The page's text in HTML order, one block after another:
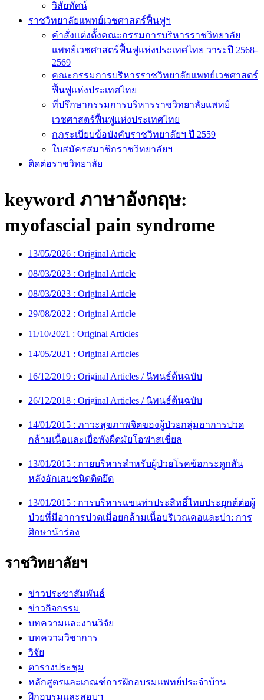
วิสัยทัศน์
ราชวิทยาลัยแพทย์เวชศาสตร์ฟื้นฟูฯ
คำสั่งแต่งตั้งคณะกรรมการบริหารราชวิทยาลัย
แพทย์เวชศาสตร์ฟื้นฟูแห่งประเทศไทย วาระปี 2568-
2569
คณะกรรมการบริหารราชวิทยาลัยแพทย์เวชศาสตร์
ฟื้นฟูแห่งประเทศไทย
ที่ปรึกษากรรมการบริหารราชวิทยาลัยแพทย์
เวชศาสตร์ฟื้นฟูแห่งประเทศไทย
กฏระเบียบข้อบังคับราชวิทยาลัยฯ ปี 2559
ใบสมัครสมาชิกราชวิทยาลัยฯ
ติดต่อราชวิทยาลัย
keyword ภาษาอังกฤษ:
myofascial pain syndrome
13/05/2026 : Original Article
08/03/2023 : Original Article
08/03/2023 : Original Article
29/08/2022 : Original Article
11/10/2021 : Original Articles
14/05/2021 : Original Articles
16/12/2019 : Original Articles / นิพนธ์ต้นฉบับ
26/12/2018 : Original Articles / นิพนธ์ต้นฉบับ
14/01/2015 : ภาวะสุขภาพจิตของผู้ป่วยกลุ่มอาการปวด
กล้ามเนื้อและเยื่อพังผืดมัยโอฟาสเชี่ยล
13/01/2015 : กายบริหารสำหรับผู้ป่วยโรคข้อกระดูกสัน
หลังอักเสบชนิดติดยึด
13/01/2015 : การบริหารแขนท่าประสิทธิ์ไทยประยุกต์ต่อผู้
ป่วยที่มีอาการปวดเมื่อยกล้ามเนื้อบริเวณคอและบ่า: การ
ศึกษานำร่อง
ราชวิทยาลัยฯ
ข่าวประชาสัมพันธ์
ข่าวกิจกรรม
บทความและงานวิจัย
บทความวิชาการ
วิจัย
ตารางประชุม
หลักสูตรและเกณฑ์การฝึกอบรมแพทย์ประจำบ้าน
ฝึกอบรมและสอบฯ